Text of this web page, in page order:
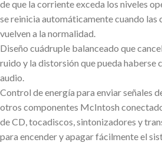
de que la corriente exceda los niveles
se reinicia automáticamente cuando las
vuelven a la normalidad.
Diseño cuádruple balanceado que
ruido y la distorsión que pueda haberse
audio.
Control de energía para enviar señales
otros componentes McIntosh
de CD, tocadiscos, sintonizadores y
para encender y apagar fácilmente el